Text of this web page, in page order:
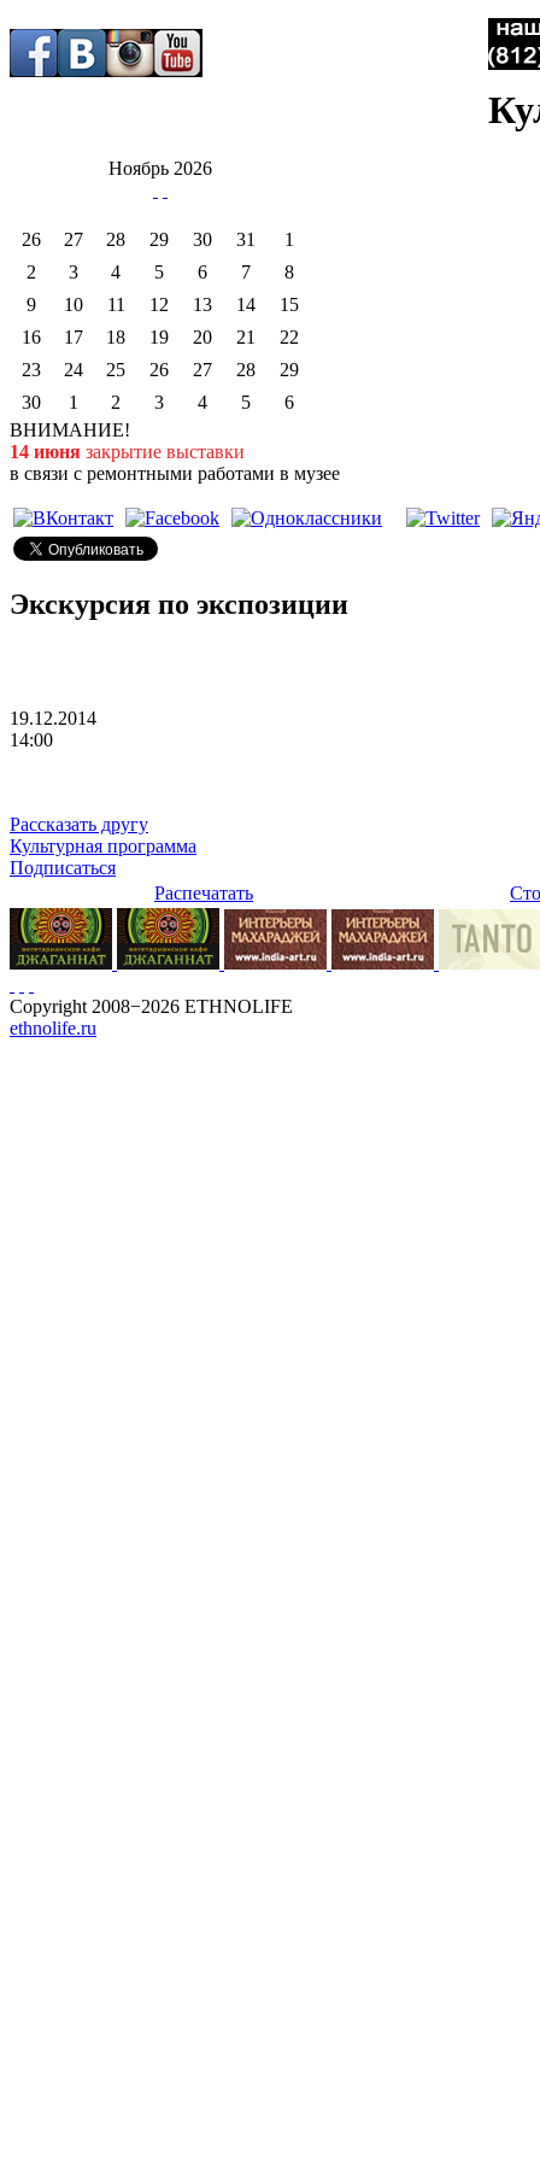
Ноябрь 2026
26 27 28 29 30 31
1
2
3 4 5 6 7
8
9
10 11 12 13 14
15
16
17 18 19 20 21
22
23
24 25 26 27 28
29
30
1 2 3 4 5
6
ВНИМАНИЕ!
14 июня закрытие выставки
в связи с ремонтными работами в музее
Экскурсия по экспозиции
19.12.2014
14:00
Рассказать другу
Культурная программа
Подписаться
Распечатать
Copyright 2008−2026 ETHNOLIFE
ethnolife.ru